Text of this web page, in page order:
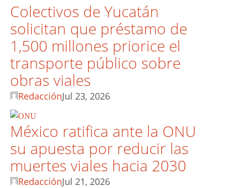
Colectivos de Yucatán
solicitan que préstamo de
1,500 millones priorice el
transporte público sobre
obras viales
RedacciónJul 23, 2026
México ratifica ante la ONU
su apuesta por reducir las
muertes viales hacia 2030
RedacciónJul 21, 2026